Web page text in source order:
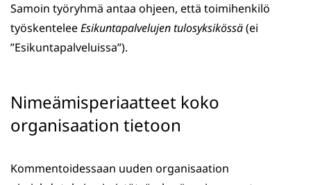
Samoin työryhmä antaa ohjeen, että toimihenkilö
työskenteleeEsikuntapalvelujen tulosyksikössä(ei
”Esikuntapalveluissa”).
Nimeämisperiaatteet koko
organisaation tietoon
Kommentoidessaan uuden organisaation